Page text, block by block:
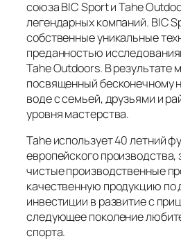
союза BIC Sport и Tahe
легендарных компаний. BIC
собственные уникальные
преданностью
Tahe Outdoors. В результате
посвященный бесконечному
воде с семьей, друзьями и
уровня мастерства.
Tahe использует 40 летний
европейского производства,
чистые производственные
качественную продукцию по
инвестиции в развитие с
следующее поколение
спорта.